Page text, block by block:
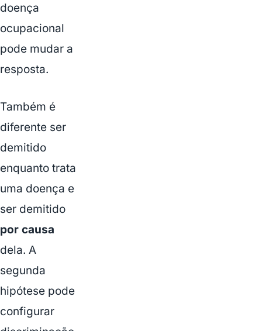
doença
ocupacional
pode mudar a
resposta.
Também é
diferente ser
demitido
enquanto trata
uma doença e
ser demitido
por causa
dela. A
segunda
hipótese pode
configurar